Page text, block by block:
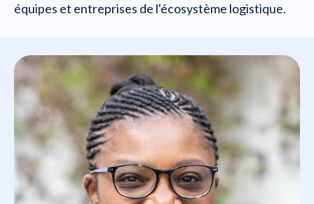
équipes et entreprises de l'écosystème logistique.
Qui allez-vous rencontrer ?